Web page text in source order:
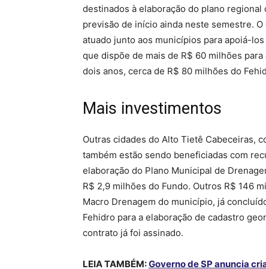
destinados à elaboração do plano
previsão de início ainda neste semestre.
atuado junto aos municípios para apoiá-
que dispõe de mais de R$ 60 milhões
dois anos, cerca de R$ 80 milhões do
Mais investimentos
Outras cidades do Alto Tietê Cabeceiras,
também estão sendo beneficiadas com
elaboração do Plano Municipal de
R$ 2,9 milhões do Fundo. Outros R$ 146
Macro Drenagem do município, já
Fehidro para a elaboração de cadastro
contrato já foi assinado.
LEIA TAMBÉM:Governo de SP anuncia